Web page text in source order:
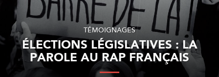
TÉMOIGNAGES
ÉLECTIONS LÉGISLATIVES : LA
PAROLE AU RAP FRANÇAIS